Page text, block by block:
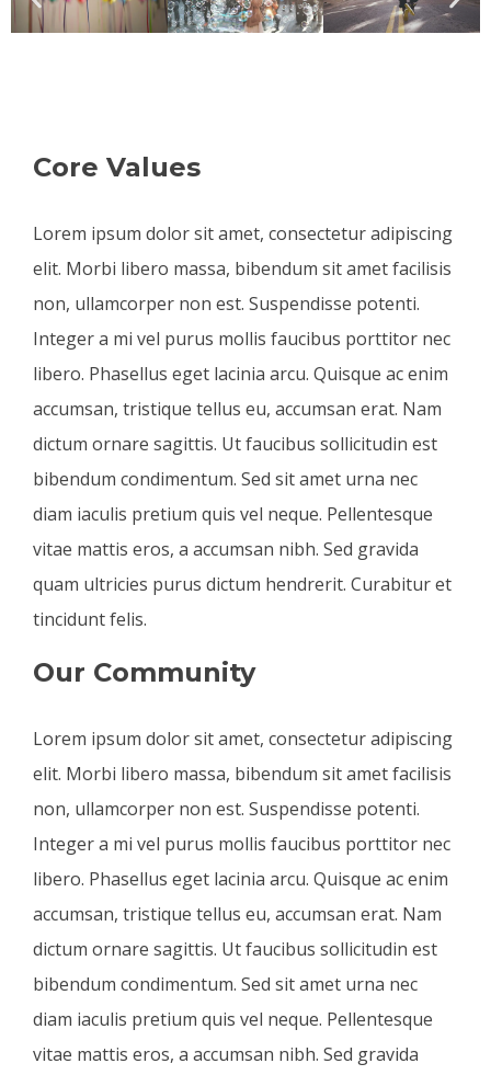
Core Values
Lorem ipsum dolor sit amet, consectetur adipiscing
elit. Morbi libero massa, bibendum sit amet facilisis
non, ullamcorper non est. Suspendisse potenti.
Integer a mi vel purus mollis faucibus porttitor nec
libero. Phasellus eget lacinia arcu. Quisque ac enim
accumsan, tristique tellus eu, accumsan erat. Nam
dictum ornare sagittis. Ut faucibus sollicitudin est
bibendum condimentum. Sed sit amet urna nec
diam iaculis pretium quis vel neque. Pellentesque
vitae mattis eros, a accumsan nibh. Sed gravida
quam ultricies purus dictum hendrerit. Curabitur et
tincidunt felis.
Our Community
Lorem ipsum dolor sit amet, consectetur adipiscing
elit. Morbi libero massa, bibendum sit amet facilisis
non, ullamcorper non est. Suspendisse potenti.
Integer a mi vel purus mollis faucibus porttitor nec
libero. Phasellus eget lacinia arcu. Quisque ac enim
accumsan, tristique tellus eu, accumsan erat. Nam
dictum ornare sagittis. Ut faucibus sollicitudin est
bibendum condimentum. Sed sit amet urna nec
diam iaculis pretium quis vel neque. Pellentesque
vitae mattis eros, a accumsan nibh. Sed gravida